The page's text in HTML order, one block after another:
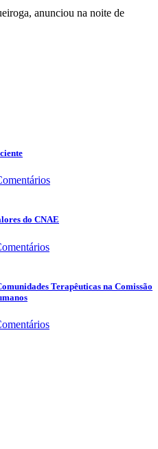
anunciou na noite de
do CNAE
Terapêuticas na Comissão